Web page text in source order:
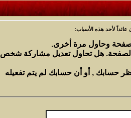
لأحد هذه الأسباب:
وحاول مرة أخرى.
الصفحة. هل تحاول تعديل مشاركة شخص
حسابك , أو أن حسابك لم يتم تفعيله